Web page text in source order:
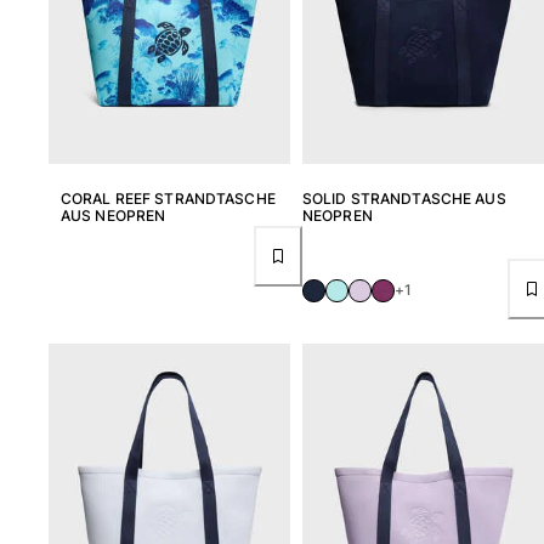
Strandtaschen
Strandtaschen
Mini-Taschen
Stoffbeutel
Accessoires Kinder
Kinderhut
Strandtücher und Ponchos
Schuhe
Socken
CORAL REEF STRANDTASCHE
AUS NEOPREN
SOLID STRANDTASCHE AUS
NEOPREN
+1